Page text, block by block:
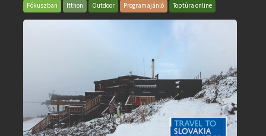
Fókuszban Itthon Outdoor Programajánló Toptúra online